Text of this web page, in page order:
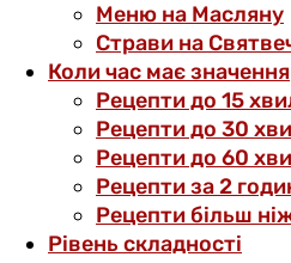
Меню на Масляну
Страви на
Коли час має значення
Рецепти до 15
Рецепти до 30
Рецепти до 60
Рецепти за 2
Рецепти більш
Рівень складності